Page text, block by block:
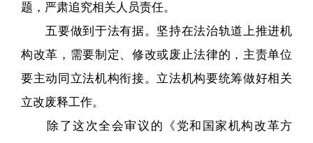
题，严肃追究相关人员责任。
五要做到于法有据。坚持在法治轨道上推进机
构改革，需要制定、修改或废止法律的，主责单位
要主动同立法机构衔接。立法机构要统筹做好相关
立改废释工作。
除了这次全会审议的《党和国家机构改革方